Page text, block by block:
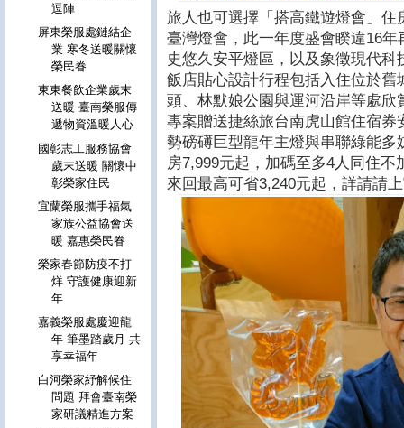
旅人也可選擇「搭高鐵遊燈會」
臺灣燈會，此一年度盛會睽違16
史悠久安平燈區，以及象徵現代
飯店貼心設計行程包括入住位於
頭、林默娘公園與運河沿岸等處
專案贈送捷絲旅台南虎山館住宿
勢磅礡巨型龍年主燈與串聯綠能
房7,999元起，加碼至多4人同住
來回最高可省3,240元起，詳請請
逗陣
屏東榮服處鏈結企
業 寒冬送暖關懷
榮民眷
東東餐飲企業歲末
送暖 臺南榮服傳
遞物資溫暖人心
國彰志工服務協會
歲末送暖 關懷中
彰榮家住民
宜蘭榮服攜手福氣
家族公益協會送
暖 嘉惠榮民眷
榮家春節防疫不打
烊 守護健康迎新
年
嘉義榮服處慶迎龍
年 筆墨踏歲月 共
享幸福年
白河榮家紓解候住
問題 拜會臺南榮
家研議精進方案